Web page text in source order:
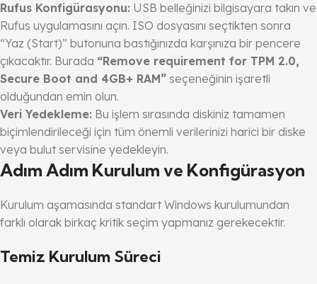
Rufus Konfigürasyonu: USB belleğinizi bilgisayara takın ve
Rufus uygulamasını açın. ISO dosyasını seçtikten sonra
“Yaz (Start)” butonuna bastığınızda karşınıza bir pencere
çıkacaktır. Burada “Remove requirement for TPM 2.0,
Secure Boot and 4GB+ RAM” seçeneğinin işaretli
olduğundan emin olun.
Veri Yedekleme: Bu işlem sırasında diskiniz tamamen
biçimlendirileceği için tüm önemli verilerinizi harici bir diske
veya bulut servisine yedekleyin.
Adım Adım Kurulum ve Konfigürasyon
Kurulum aşamasında standart Windows kurulumundan
farklı olarak birkaç kritik seçim yapmanız gerekecektir.
Temiz Kurulum Süreci